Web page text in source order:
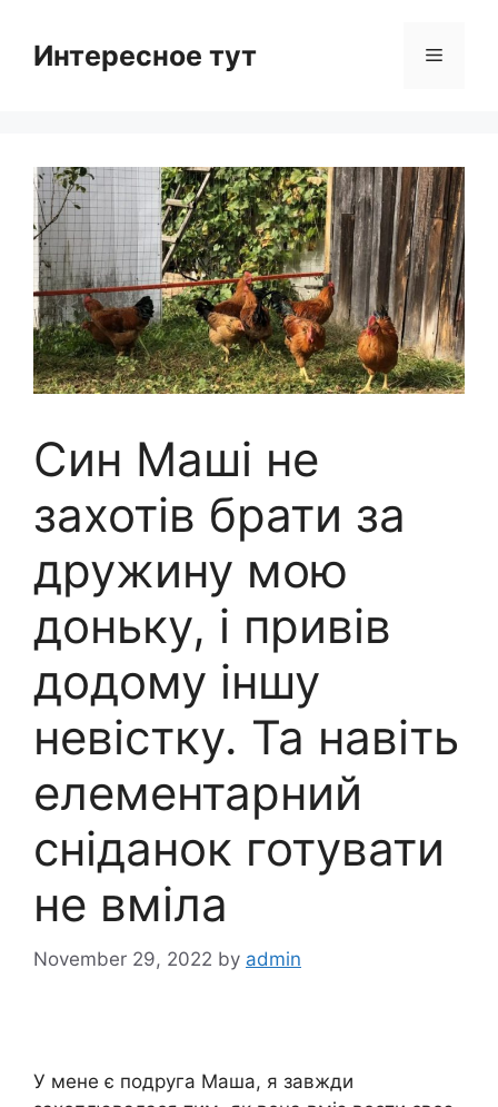
contentИнтересное тут Menu
Син Маші не
захотів брати за
дружину мою
доньку, і привів
додому іншу
невістку. Та навіть
елементарний
сніданок готувати
не вміла
November 29, 2022 by admin
У мене є подруга Маша, я завжди